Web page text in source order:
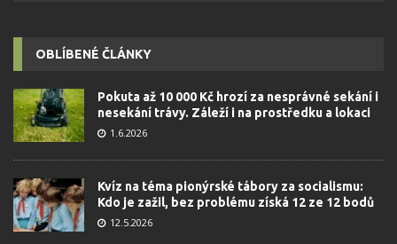
OBLÍBENÉ ČLÁNKY
Pokuta až 10 000 Kč hrozí za nesprávné sekání i
nesekání trávy. Záleží i na prostředku a lokaci
1.6.2026
Kvíz na téma pionýrské tábory za socialismu:
Kdo je zažil, bez problému získá 12 ze 12 bodů
12.5.2026